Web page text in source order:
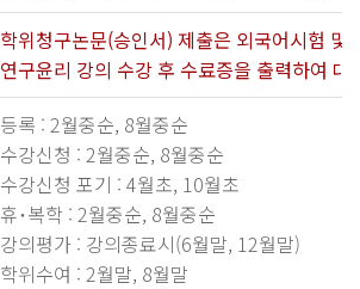
학위청구논문(승인서) 제출은 외국어시험
연구윤리 강의 수강 후 수료증을 출력하여
등록 : 2월중순, 8월중순
수강신청 : 2월중순, 8월중순
수강신청 포기 : 4월초, 10월초
휴･복학 : 2월중순, 8월중순
강의평가 : 강의종료시(6월말, 12월말)
학위수여 : 2월말, 8월말